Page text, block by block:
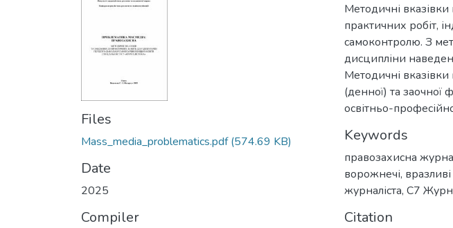
Files
Mass_media_problematics.pdf(574.69 KB)
Date
2025
Compiler
Методичні вказівки
практичних робіт,
самоконтролю. З
дисципліни
Методичні вказівки
(денної) та заочної
освітньо-
Keywords
правозахисна
ворожнечі,
журналіста, C7
Citation